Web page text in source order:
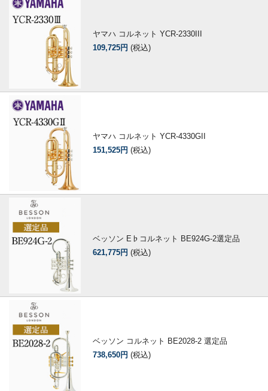
ヤマハ コルネット YCR-2330III
109,725円 (税込)
ヤマハ コルネット YCR-4330GII
151,525円 (税込)
ベッソン E♭コルネット BE924G-2選定品
621,775円 (税込)
ベッソン コルネット BE2028-2 選定品
738,650円 (税込)